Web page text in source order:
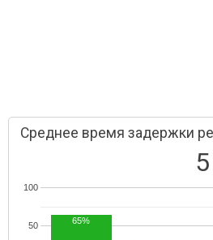
Среднее время задержки
50
100
65%